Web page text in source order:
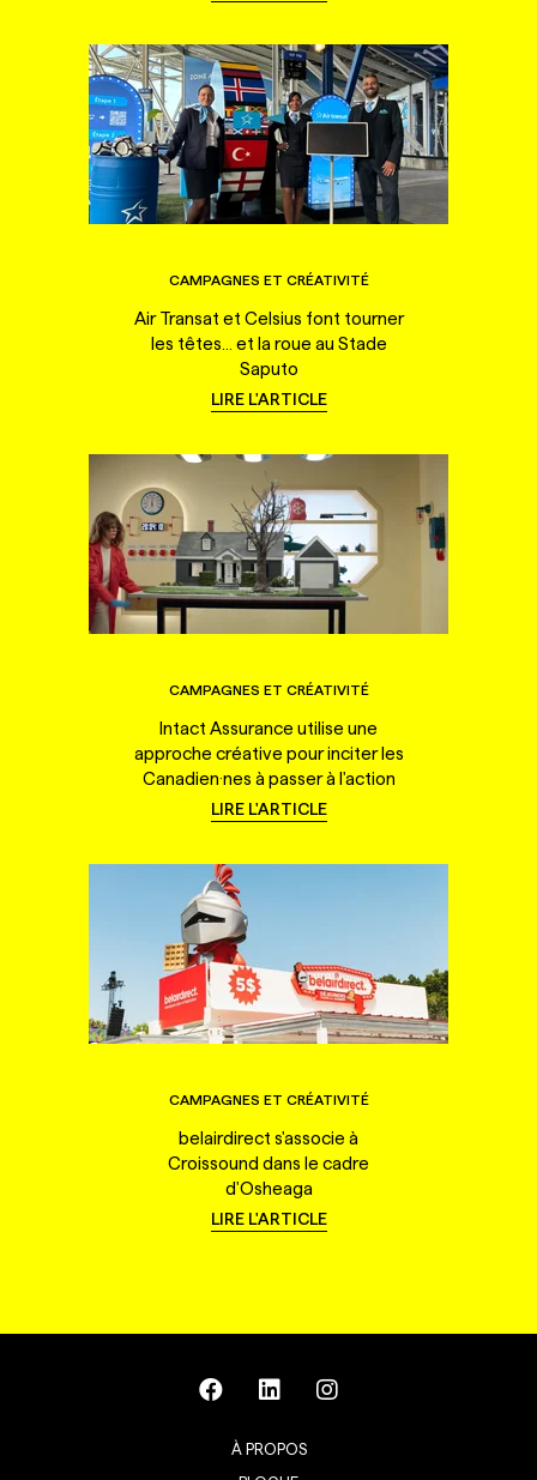
CAMPAGNES ET CRÉATIVITÉ
Air Transat et Celsius font tourner
les têtes... et la roue au Stade
Saputo
LIRE L'ARTICLE
CAMPAGNES ET CRÉATIVITÉ
Intact Assurance utilise une
approche créative pour inciter les
Canadien·nes à passer à l'action
LIRE L'ARTICLE
CAMPAGNES ET CRÉATIVITÉ
belairdirect s'associe à
Croissound dans le cadre
d'Osheaga
LIRE L'ARTICLE
À PROPOS